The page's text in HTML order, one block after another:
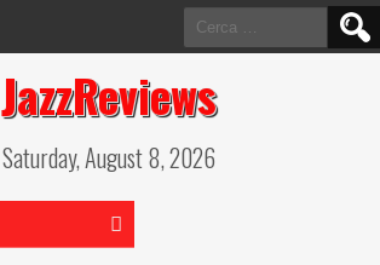
Ricerca
per:
JazzReviews
Saturday, August 8, 2026